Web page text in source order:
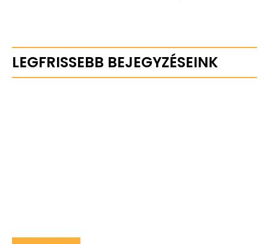
LEGFRISSEBB BEJEGYZÉSEINK